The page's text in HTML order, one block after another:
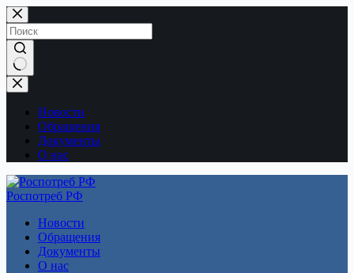
Перейти
к
сути
Ничего
не
найденоНовости
Обращения
Документы
О нас
Роспотреб РФ
Новости
Обращения
Документы
О нас